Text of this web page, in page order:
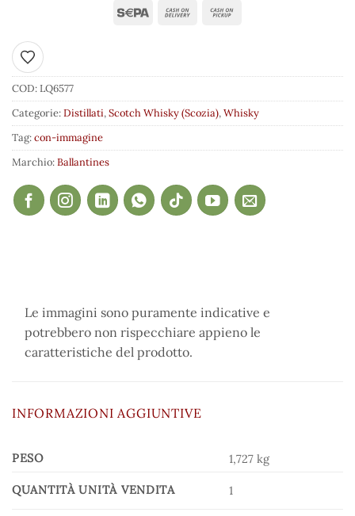
Aggiungi ai preferiti
COD:LQ6577
Categorie:Distillati,Scotch Whisky (Scozia),Whisky
Tag:con-immagine
Marchio:Ballantines
Le immagini sono puramente indicative e
potrebbero non rispecchiare appieno le
caratteristiche del prodotto.
INFORMAZIONI AGGIUNTIVE
PESO 1,727 kg
QUANTITÀ UNITÀ VENDITA 1